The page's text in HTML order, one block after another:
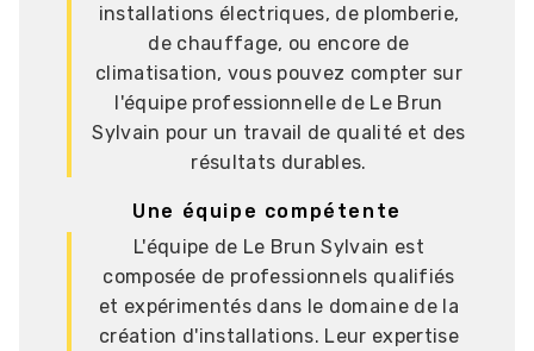
installations électriques, de plomberie,
de chauffage, ou encore de
climatisation, vous pouvez compter sur
l'équipe professionnelle de Le Brun
Sylvain pour un travail de qualité et des
résultats durables.
Une équipe compétente
L'équipe de Le Brun Sylvain est
composée de professionnels qualifiés
et expérimentés dans le domaine de la
création d'installations. Leur expertise